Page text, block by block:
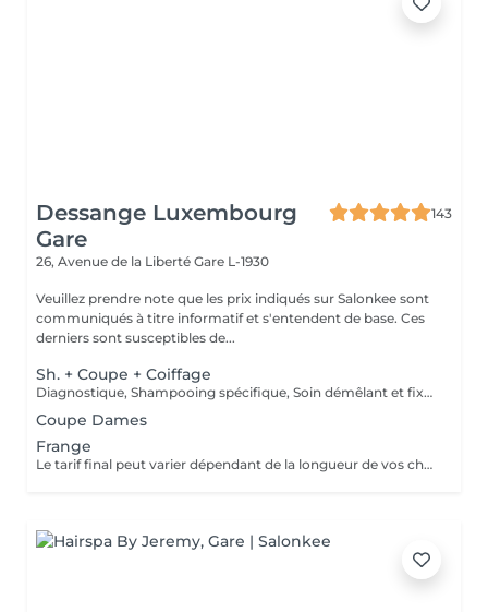
Dessange Luxembourg
Gare
143
26, Avenue de la Liberté Gare L-1930
Veuillez prendre note que les prix indiqués sur Salonkee sont
communiqués à titre informatif et s'entendent de base. Ces
derniers sont susceptibles de...
Sh. + Coupe + Coiffage
Diagnostique, Shampooing spécifique, Soin démêlant et fixation inclus. Veuillez prendre note que les prix indiqués sur Salonkee sont communiqués à titre informatif et s'entendent de base. Ces derniers sont susceptibles de varier selon le diagnostic réalisé à votre arrivée au salon et l'expertise du professionnel à qui vous confiez votre beauté. Dans tous les cas, un devis précis vous sera proposé et toutes réalisations de prestations seront effectuées avec votre accord.
Coupe Dames
Frange
Le tarif final peut varier dépendant de la longueur de vos cheveux ainsi que des soins et produits utilisés.